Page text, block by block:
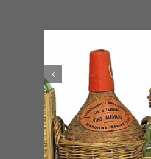
Serie di 4 bottiglie da
vino in vetro scuro